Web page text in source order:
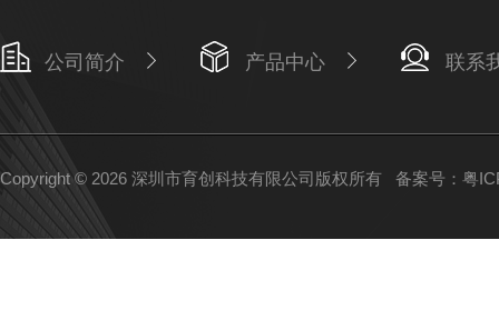
公司简介 产品中心 联系
Copyright © 2026 深圳市育创科技有限公司版权所有 备案号：粤